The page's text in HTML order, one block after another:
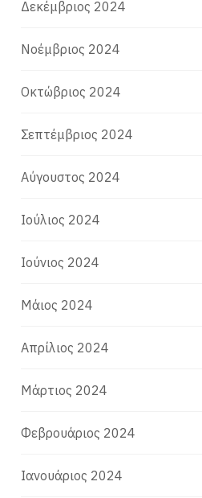
Δεκέμβριος 2024
Νοέμβριος 2024
Οκτώβριος 2024
Σεπτέμβριος 2024
Αύγουστος 2024
Ιούλιος 2024
Ιούνιος 2024
Μάιος 2024
Απρίλιος 2024
Μάρτιος 2024
Φεβρουάριος 2024
Ιανουάριος 2024